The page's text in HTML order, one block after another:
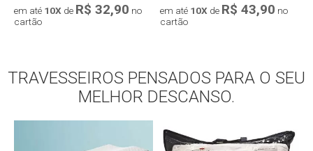
em até 10X de R$ 32,90 no
cartão
Compra rápida
em até 10X de R$ 43,90 no
cartão
Compra rápida
TRAVESSEIROS PENSADOS PARA O SEU
MELHOR DESCANSO.